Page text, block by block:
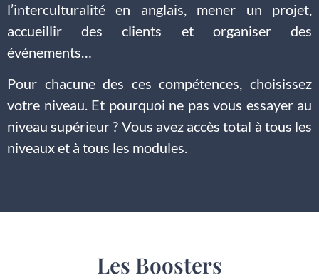
l’interculturalité en anglais, mener un projet,
accueillir des clients et organiser des
événements…
Pour chacune des ces compétences, choisissez
votre niveau. Et pourquoi ne pas vous essayer au
niveau supérieur ? Vous avez accès total à tous les
niveaux et à tous les modules.
Les Boosters